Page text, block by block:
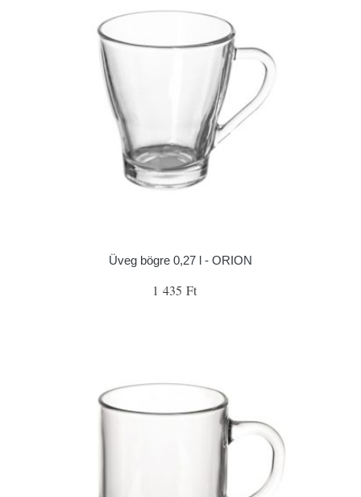
Üveg bögre 0,27 l - ORION
1 435 Ft